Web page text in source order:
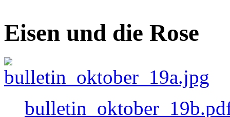
Eisen und die Rose